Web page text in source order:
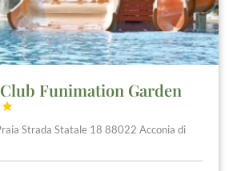
Funimation Garden

Strada Statale 18 88022 Acconia di